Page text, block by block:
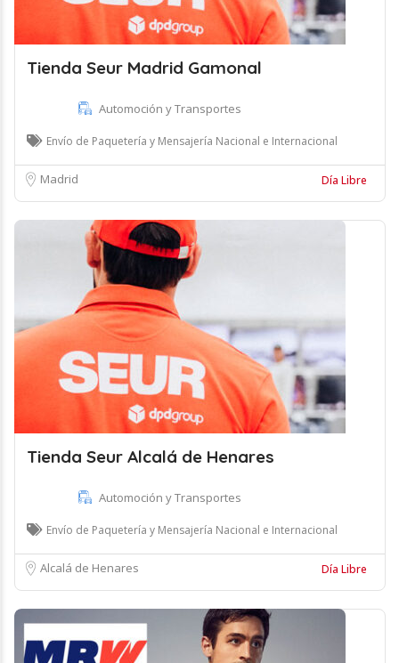
Tienda Seur Madrid Gamonal
Automoción y Transportes
Envío de Paquetería y Mensajería Nacional e Internacional
Madrid Día Libre
Tienda Seur Alcalá de Henares
Automoción y Transportes
Envío de Paquetería y Mensajería Nacional e Internacional
Alcalá de Henares Día Libre